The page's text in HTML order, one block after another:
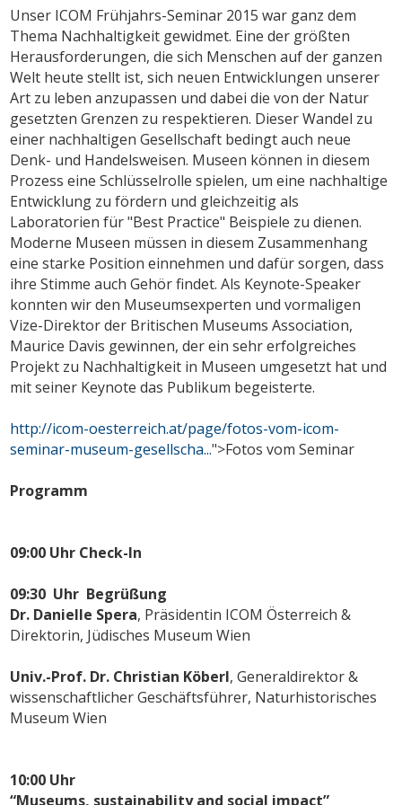
Unser ICOM Frühjahrs-Seminar 2015 war ganz dem
Thema Nachhaltigkeit gewidmet. Eine der größten
Herausforderungen, die sich Menschen auf der ganzen
Welt heute stellt ist, sich neuen Entwicklungen unserer
Art zu leben anzupassen und dabei die von der Natur
gesetzten Grenzen zu respektieren. Dieser Wandel zu
einer nachhaltigen Gesellschaft bedingt auch neue
Denk- und Handelsweisen. Museen können in diesem
Prozess eine Schlüsselrolle spielen, um eine nachhaltige
Entwicklung zu fördern und gleichzeitig als
Laboratorien für "Best Practice" Beispiele zu dienen.
Moderne Museen müssen in diesem Zusammenhang
eine starke Position einnehmen und dafür sorgen, dass
ihre Stimme auch Gehör findet. Als Keynote-Speaker
konnten wir den Museumsexperten und vormaligen
Vize-Direktor der Britischen Museums Association,
Maurice Davis gewinnen, der ein sehr erfolgreiches
Projekt zu Nachhaltigkeit in Museen umgesetzt hat und
mit seiner Keynote das Publikum begeisterte.
http://icom-oesterreich.at/page/fotos-vom-icom-
seminar-museum-gesellscha...">Fotos vom Seminar
Programm
09:00 Uhr Check-In
09:30 Uhr Begrüßung
Dr. Danielle Spera, Präsidentin ICOM Österreich &
Direktorin, Jüdisches Museum Wien
Univ.-Prof. Dr. Christian Köberl, Generaldirektor &
wissenschaftlicher Geschäftsführer, Naturhistorisches
Museum Wien
10:00 Uhr
“Museums, sustainability and social impact”